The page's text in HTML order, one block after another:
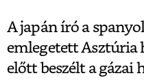
A japán író a
emlegetett Asztúria
előtt beszélt a gázai